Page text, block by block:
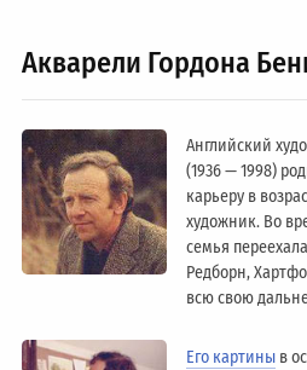
Акварели Гордона
Английский
(1936 — 1998)
карьеру в
художник. Во
семья
Редборн,
всю свою
Его картины в